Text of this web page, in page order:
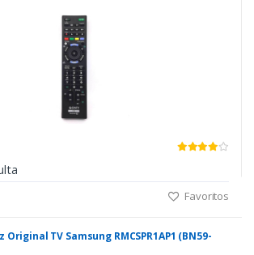
Favoritos
TV Samsung RMCSPR1AP1 (BN59-